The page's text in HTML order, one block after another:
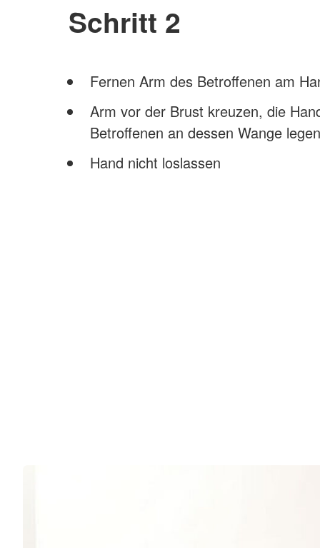
Schritt 2
Fernen Arm des Betroffenen am
Arm vor der Brust kreuzen, die
Betroffenen an dessen Wange legen
Hand nicht loslassen